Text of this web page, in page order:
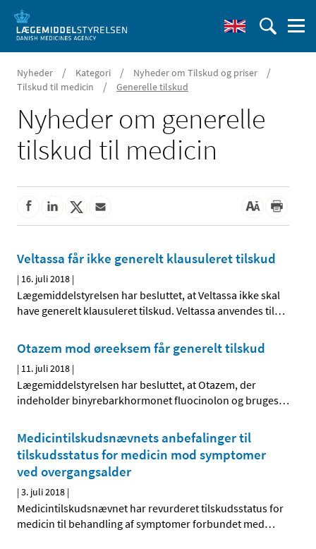
Nyheder / Kategori / Nyheder om Tilskud og priser /
Tilskud til medicin / Generelle tilskud
Nyheder om generelle
tilskud til medicin
Veltassa får ikke generelt klausuleret tilskud
| 16. juli 2018 |
Lægemiddelstyrelsen har besluttet, at Veltassa ikke skal
have generelt klausuleret tilskud. Veltassa anvendes til…
Otazem mod øreeksem får generelt tilskud
| 11. juli 2018 |
Lægemiddelstyrelsen har besluttet, at Otazem, der
indeholder binyrebarkhormonet fluocinolon og bruges…
Medicintilskudsnævnets anbefalinger til
tilskudsstatus for medicin mod symptomer
ved overgangsalder
|3. juli 2018 |
Medicintilskudsnævnet har revurderet tilskudsstatus for
medicin til behandling af symptomer forbundet med…